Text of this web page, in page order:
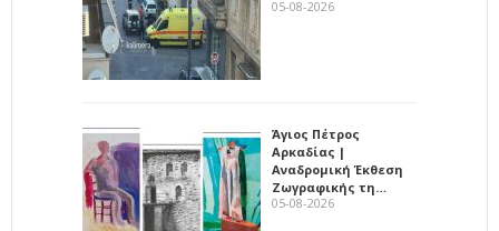
05-08-2026
Άγιος Πέτρος
Αρκαδίας |
Αναδρομική Έκθεση
Ζωγραφικής τη…
05-08-2026